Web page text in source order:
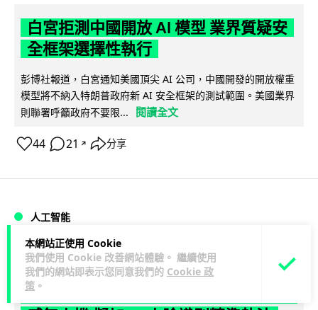
本網站正使用 Cookie
我們使用 Cookie 改善網站體驗。 繼續使用
我們的網站即表示您同意我們的 Cookie 政
策 。
白宮拒測中國開放 AI 模型 業界質疑安
全框架選擇性執行
彭博社報道，白宮通知美國頂尖 AI 公司，中國開發的開放權重
模型將不納入特朗普政府新 AI 安全框架的測試範圍。美國業界
則聯署呼籲政府不要限...
閱讀全文
44 21 ↗ 分享
人工智能
Vin 1 日
地盤偷吸煙難逃高空法眼 勞工處出動熱